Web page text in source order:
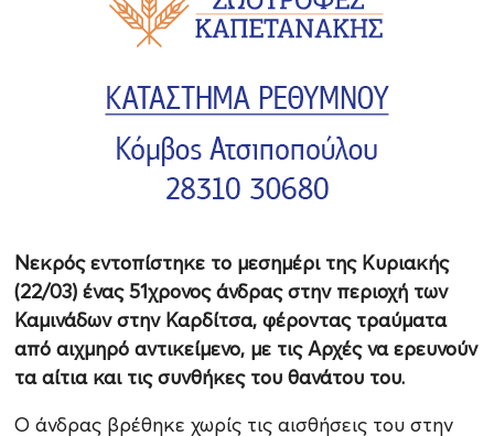
Νεκρός εντοπίστηκε το μεσημέρι της Κυριακής
(22/03) ένας 51χρονος άνδρας στην περιοχή των
Καμινάδων στην Καρδίτσα, φέροντας τραύματα
από αιχμηρό αντικείμενο, με τις Αρχές να ερευνούν
τα αίτια και τις συνθήκες του θανάτου του.
Ο άνδρας βρέθηκε χωρίς τις αισθήσεις του στην